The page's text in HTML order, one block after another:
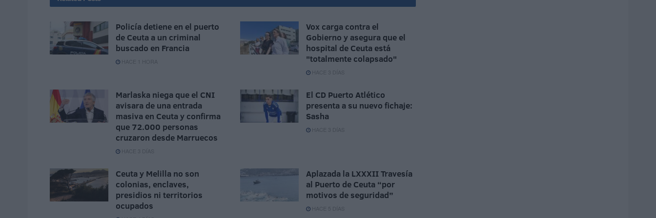
Policía detiene en el puerto
de Ceuta a un criminal
buscado en Francia
HACE 1 HORA
Vox carga contra el
Gobierno y asegura que el
hospital de Ceuta está
"totalmente colapsado"
HACE 3 DÍAS
Marlaska niega que el CNI
avisara de una entrada
masiva en Ceuta y confirma
que 72.000 personas
cruzaron desde Marruecos
HACE 3 DÍAS
El CD Puerto Atlético
presenta a su nuevo fichaje:
Sasha
HACE 3 DÍAS
Ceuta y Melilla no son
colonias, enclaves,
presidios ni territorios
ocupados
Aplazada la LXXXII Travesía
al Puerto de Ceuta “por
motivos de seguridad”
HACE 5 DÍAS